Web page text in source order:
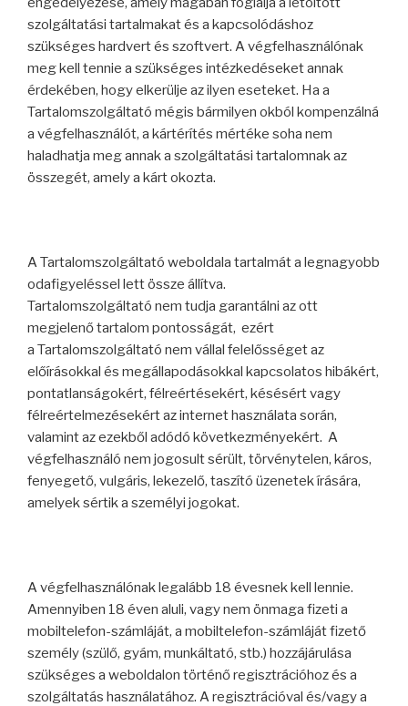
szolgáltatási tartalmakat és a kapcsolódáshoz
szükséges hardvert és szoftvert. A végfelhasználónak
meg kell tennie a szükséges intézkedéseket annak
érdekében, hogy elkerülje az ilyen eseteket. Ha a
Tartalomszolgáltató mégis bármilyen okból kompenzálná
a végfelhasználót, a kártérítés mértéke soha nem
haladhatja meg annak a szolgáltatási tartalomnak az
összegét, amely a kárt okozta.
A Tartalomszolgáltató weboldala tartalmát a legnagyobb
odafigyeléssel lett össze állítva.
Tartalomszolgáltató nem tudja garantálni az ott
megjelenő tartalom pontosságát, ezért
a Tartalomszolgáltató nem vállal felelősséget az
előírásokkal és megállapodásokkal kapcsolatos hibákért,
pontatlanságokért, félreértésekért, késésért vagy
félreértelmezésekért az internet használata során,
valamint az ezekből adódó következményekért. A
végfelhasználó nem jogosult sérült, törvénytelen, káros,
fenyegető, vulgáris, lekezelő, taszító üzenetek írására,
amelyek sértik a személyi jogokat.
A végfelhasználónak legalább 18 évesnek kell lennie.
Amennyiben 18 éven aluli, vagy nem önmaga fizeti a
mobiltelefon-számláját, a mobiltelefon-számláját fizető
személy (szülő, gyám, munkáltató, stb.) hozzájárulása
szükséges a weboldalon történő regisztrációhoz és a
szolgáltatás használatához. A regisztrációval és/vagy a